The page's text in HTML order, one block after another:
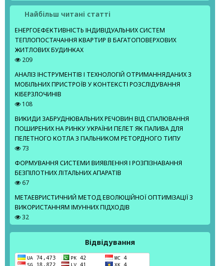
Найбільш читані статті
ЕНЕРГОЕФЕКТИВНІСТЬ ІНДИВІДУАЛЬНИХ СИСТЕМ
ТЕПЛОПОСТАЧАННЯ КВАРТИР В БАГАТОПОВЕРХОВИХ
ЖИТЛОВИХ БУДИНКАХ
209
АНАЛІЗ ІНСТРУМЕНТІВ І ТЕХНОЛОГІЙ ОТРИМАННЯДАНИХ З
МОБІЛЬНИХ ПРИСТРОЇВ У КОНТЕКСТІ РОЗСЛІДУВАННЯ
КІБЕРЗЛОЧИНІВ
108
ВИКИДИ ЗАБРУДНЮВАЛЬНИХ РЕЧОВИН ВІД СПАЛЮВАННЯ
ПОШИРЕНИХ НА РИНКУ УКРАЇНИ ПЕЛЕТ ЯК ПАЛИВА ДЛЯ
ПЕЛЕТНОГО КОТЛА З ПАЛЬНИКОМ РЕТОРДНОГО ТИПУ
73
ФОРМУВАННЯ СИСТЕМИ ВИЯВЛЕННЯ І РОЗПІЗНАВАННЯ
БЕЗПІЛОТНИХ ЛІТАЛЬНИХ АПАРАТІВ
67
МЕТАЕВРИСТИЧНИЙ МЕТОД ЕВОЛЮЦІЙНОЇ ОПТИМІЗАЦІЇ З
ВИКОРИСТАННЯМ ІМУННИХ ПІДХОДІВ
32
Відвідування